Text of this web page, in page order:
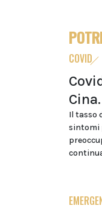
COVID
Il tasso
sintomi